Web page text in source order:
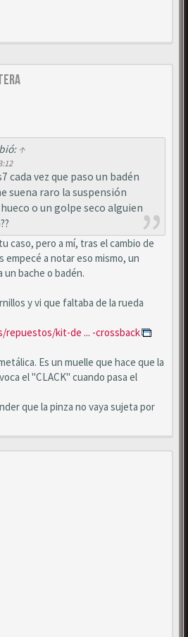
↑
cada vez que paso un badén
suena raro la suspensión
o un golpe seco alguien
caso, pero a mí, tras el cambio de
empecé a notar eso mismo, un
un bache o badén.
y vi que faltaba de la rueda
kit-de ... -crossback
Es un muelle que hace que la
el "CLACK" cuando pasa el
que la pinza no vaya sujeta por